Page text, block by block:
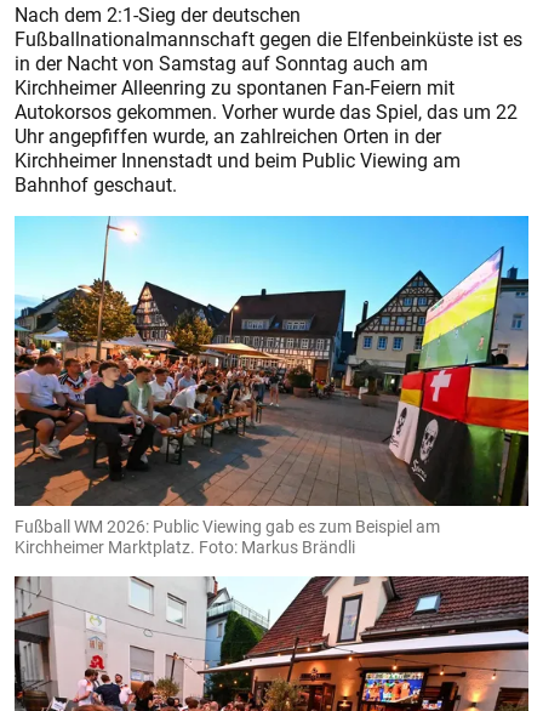
Nach dem 2:1-Sieg der deutschen
Fußballnationalmannschaft gegen die Elfenbeinküste ist es
in der Nacht von Samstag auf Sonntag auch am
Kirchheimer Alleenring zu spontanen Fan-Feiern mit
Autokorsos gekommen. Vorher wurde das Spiel, das um 22
Uhr angepfiffen wurde, an zahlreichen Orten in der
Kirchheimer Innenstadt und beim Public Viewing am
Bahnhof geschaut.
Fußball WM 2026: Public Viewing gab es zum Beispiel am
Kirchheimer Marktplatz. Foto: Markus Brändli